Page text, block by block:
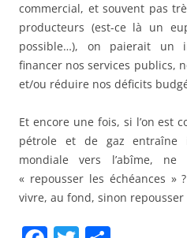
commercial, et souvent pas
producteurs (est-ce là un
possible…), on paierait un
financer nos services publics,
et/ou réduire nos déficits
Et encore une fois, si l’on est
pétrole et de gaz entraîne
mondiale vers l’abîme,
« repousser les échéances »
vivre, au fond, sinon repousser